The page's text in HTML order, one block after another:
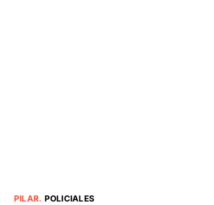
PILAR. POLICIALES